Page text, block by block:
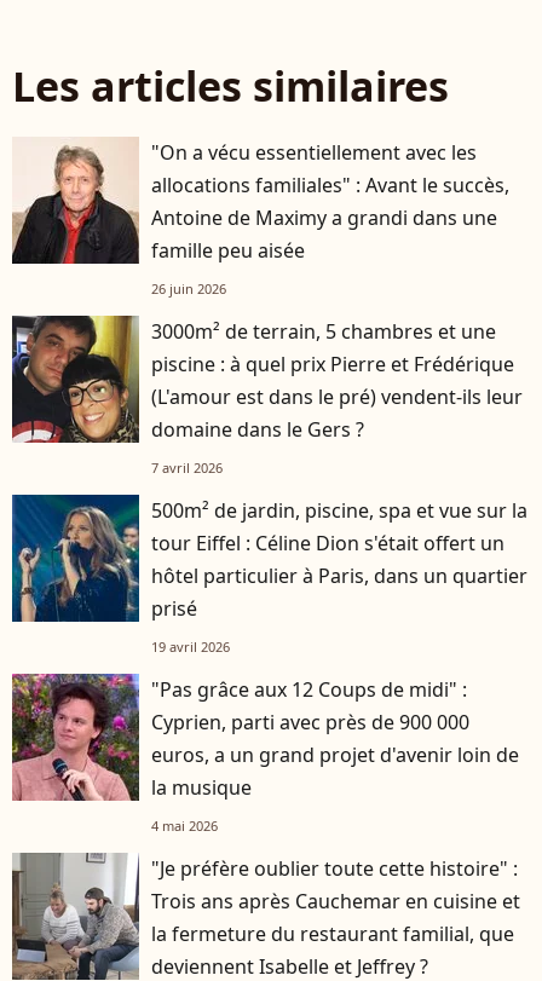
Les articles similaires
"On a vécu essentiellement avec les
allocations familiales" : Avant le succès,
Antoine de Maximy a grandi dans une
famille peu aisée
26 juin 2026
3000m² de terrain, 5 chambres et une
piscine : à quel prix Pierre et Frédérique
(L'amour est dans le pré) vendent-ils leur
domaine dans le Gers ?
7 avril 2026
500m² de jardin, piscine, spa et vue sur la
tour Eiffel : Céline Dion s'était offert un
hôtel particulier à Paris, dans un quartier
prisé
19 avril 2026
"Pas grâce aux 12 Coups de midi" :
Cyprien, parti avec près de 900 000
euros, a un grand projet d'avenir loin de
la musique
4 mai 2026
"Je préfère oublier toute cette histoire" :
Trois ans après Cauchemar en cuisine et
la fermeture du restaurant familial, que
deviennent Isabelle et Jeffrey ?